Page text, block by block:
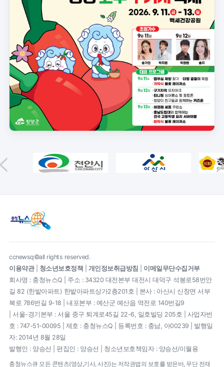
ccnewsq©all rights reserved.
이용약관| 청소년보호정책 개인정보취급방침
이메일무단수집거부
회사명 : 충청뉴스Q | 주소 : 34320 대전본부 대전시 대덕구 석봉로58번안
길 82 (한밭아파트) 한밭아파트상가2층201호 | 본사 : 아산시 신창면 서부
북로 786번길 9-18 | 내포본부 : 예산군 예산읍 역전로 140번길9
| 서울-경기본부 : 서울 중구 퇴계로45길 22-6, 일호빌딩 205호 | 사업자번
호 : 747-51-00095 | 제호 : 충청뉴스Q | 등록번호 : 충남, 아00239 | 발행일
자: 2014년 8월 28일
발행인 : 양승선 | 편집인 : 양승선 | 청소년보호책임자 : 양승선/이월용
충청뉴스큐 모든 콘텐츠(영상,기사, 사진)는 저작권법의 보호를 받은바, 무단 전재